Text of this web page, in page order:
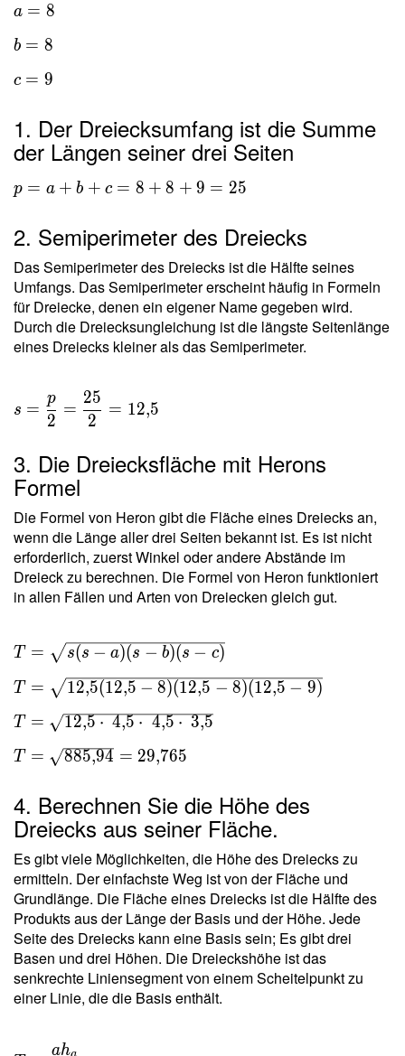
a = 8
b = 8
c = 9
1. Der Dreiecksumfang ist die Summe
der Längen seiner drei Seiten
p = a + b + c = 8 + 8 + 9 = 25
2. Semiperimeter des Dreiecks
Das Semiperimeter des Dreiecks ist die Hälfte seines
Umfangs. Das Semiperimeter erscheint häufig in Formeln
für Dreiecke, denen ein eigener Name gegeben wird.
Durch die Dreiecksungleichung ist die längste Seitenlänge
eines Dreiecks kleiner als das Semiperimeter.
\dfrac{
} =
\dfrac{
} =
12{,}5
s =
2
p
=
2
25
= 12,5
3. Die Dreiecksfläche mit Herons
Formel
Die Formel von Heron gibt die Fläche eines Dreiecks an,
wenn die Länge aller drei Seiten bekannt ist. Es ist nicht
erforderlich, zuerst Winkel oder andere Abstände im
Dreieck zu berechnen. Die Formel von Heron funktioniert
in allen Fällen und Arten von Dreiecken gleich gut.
T = \sqrt{ s(s-
\\ T = \sqrt{
12{,}5(12{,}5-
8)(12{,}5-8)
(12{,}5-9) } \
12{,}5 \cdot \
4{,}5 \cdot \
4{,}5 \cdot \
3{,}5 } \ \\ T
= \sqrt{
885{,}94 } =
29{,}765
T = s(s − a)(s − b)(s − c)
T = 12,5(12,5 − 8)(12,5 − 8)(12,5 − 9)
T = 12,5⋅ 4,5⋅ 4,5⋅ 3,5
T = 885,94 = 29,765
4. Berechnen Sie die Höhe des
Dreiecks aus seiner Fläche.
Es gibt viele Möglichkeiten, die Höhe des Dreiecks zu
ermitteln. Der einfachste Weg ist von der Fläche und
Grundlänge. Die Fläche eines Dreiecks ist die Hälfte des
Produkts aus der Länge der Basis und der Höhe. Jede
Seite des Dreiecks kann eine Basis sein; Es gibt drei
Basen und drei Höhen. Die Dreieckshöhe ist das
senkrechte Liniensegment von einem Scheitelpunkt zu
einer Linie, die die Basis enthält.
ah